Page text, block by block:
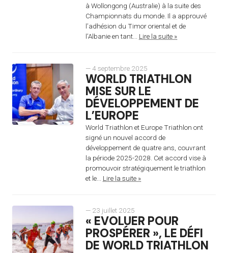
à Wollongong (Australie) à la suite des
Championnats du monde. Il a approuvé
l’adhésion du Timor oriental et de
l’Albanie en tant... Lire la suite »
— 4 septembre 2025
WORLD TRIATHLON
MISE SUR LE
DÉVELOPPEMENT DE
L’EUROPE
World Triathlon et Europe Triathlon ont
signé un nouvel accord de
développement de quatre ans, couvrant
la période 2025-2028. Cet accord vise à
promouvoir stratégiquement le triathlon
et le... Lire la suite »
— 23 juillet 2025
« EVOLUER POUR
PROSPÉRER », LE DÉFI
DE WORLD TRIATHLON